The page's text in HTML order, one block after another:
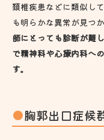
頚椎疾患などに類似し
も明らかな異常が見つ
師にとっても診断が難
で精神科や心療内科へ
す。
胸郭出口症候